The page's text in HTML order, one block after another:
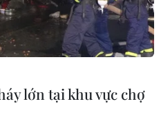
lớn tại khu vực chợ